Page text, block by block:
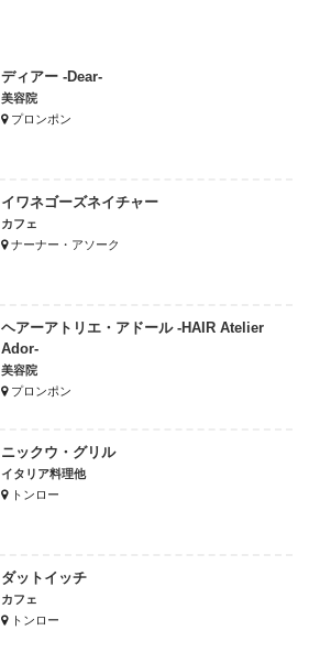
ディアー -Dear-
美容院
プロンポン
イワネゴーズネイチャー
カフェ
ナーナー・アソーク
ヘアーアトリエ・アドール -HAIR Atelier
Ador-
美容院
プロンポン
ニックウ・グリル
イタリア料理他
トンロー
ダットイッチ
カフェ
トンロー